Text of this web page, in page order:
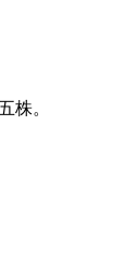
株。